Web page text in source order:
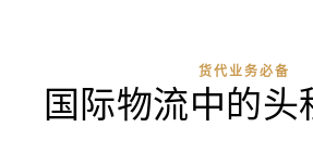
货代业务必备
国际物流中的头